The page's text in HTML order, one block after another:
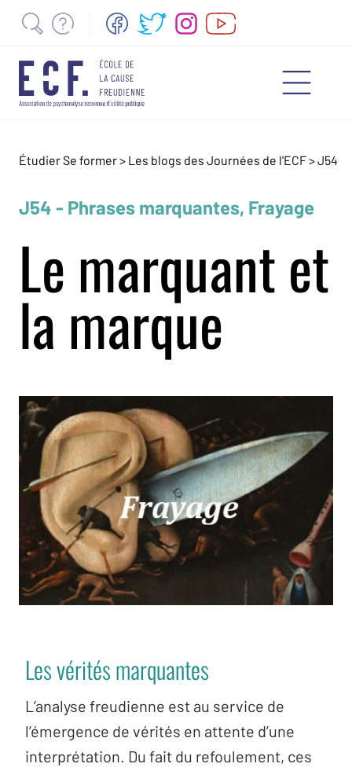
Étudier Se former > Les blogs des Journées de l'ECF>J54
J54 - Phrases marquantes, Frayage
Le marquant et
la marque
Les vérités marquantes
L’analyse freudienne est au service de
l’émergence de vérités en attente d’une
interprétation. Du fait du refoulement, ces